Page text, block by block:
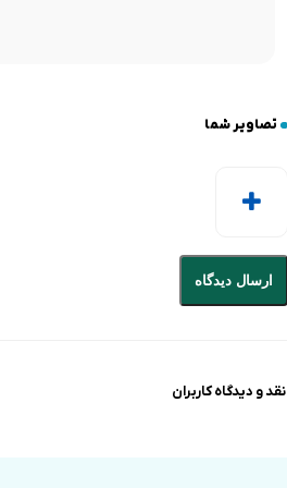
تصاویر شما
ارسال دیدگاه
نقد و دیدگاه کاربران